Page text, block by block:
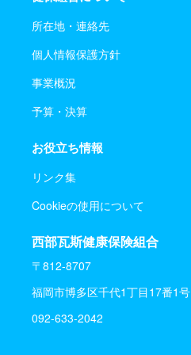
所在地・連絡先
個人情報保護方針
事業概況
予算・決算
お役立ち情報
リンク集
Cookieの使用について
西部瓦斯健康保険組合
〒812-8707
福岡市博多区千代1丁目17番1号
092-633-2042